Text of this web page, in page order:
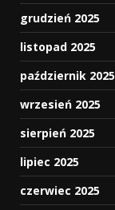
grudzień 2025
listopad 2025
październik 2025
wrzesień 2025
sierpień 2025
lipiec 2025
czerwiec 2025